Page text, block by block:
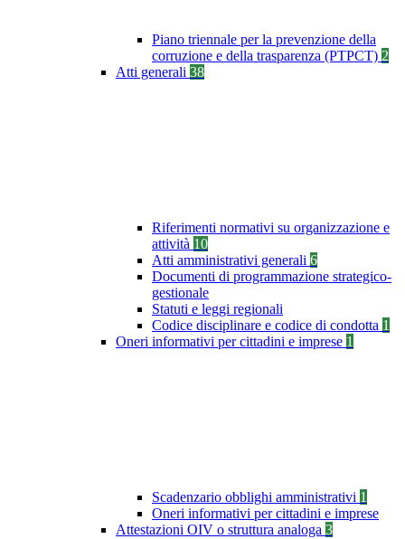
Piano triennale per la prevenzione della
corruzione e della trasparenza (PTPCT) 2
Atti generali 38
Riferimenti normativi su organizzazione e
attività 10
Atti amministrativi generali 6
Documenti di programmazione strategico-
gestionale
Statuti e leggi regionali
Codice disciplinare e codice di condotta 1
Oneri informativi per cittadini e imprese 1
Scadenzario obblighi amministrativi 1
Oneri informativi per cittadini e imprese
Attestazioni OIV o struttura analoga 3